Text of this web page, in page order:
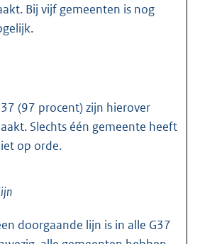
Bij vijf gemeenten is nog
(97 procent) zijn hierover
Slechts één gemeente heeft
op orde.
doorgaande lijn is in alle G37